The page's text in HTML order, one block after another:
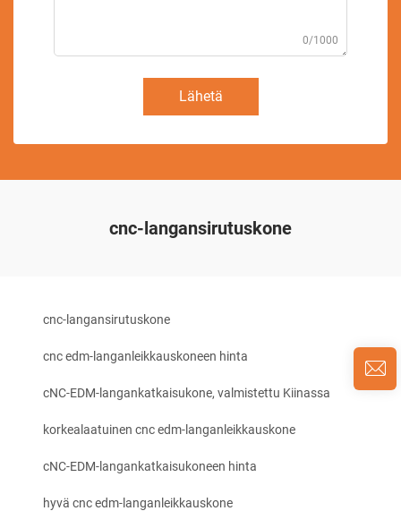
0/1000
Lähetä
cnc-langansirutuskone
cnc-langansirutuskone
cnc edm-langanleikkauskoneen hinta
cNC-EDM-langankatkaisukone, valmistettu Kiinassa
korkealaatuinen cnc edm-langanleikkauskone
cNC-EDM-langankatkaisukoneen hinta
hyvä cnc edm-langanleikkauskone